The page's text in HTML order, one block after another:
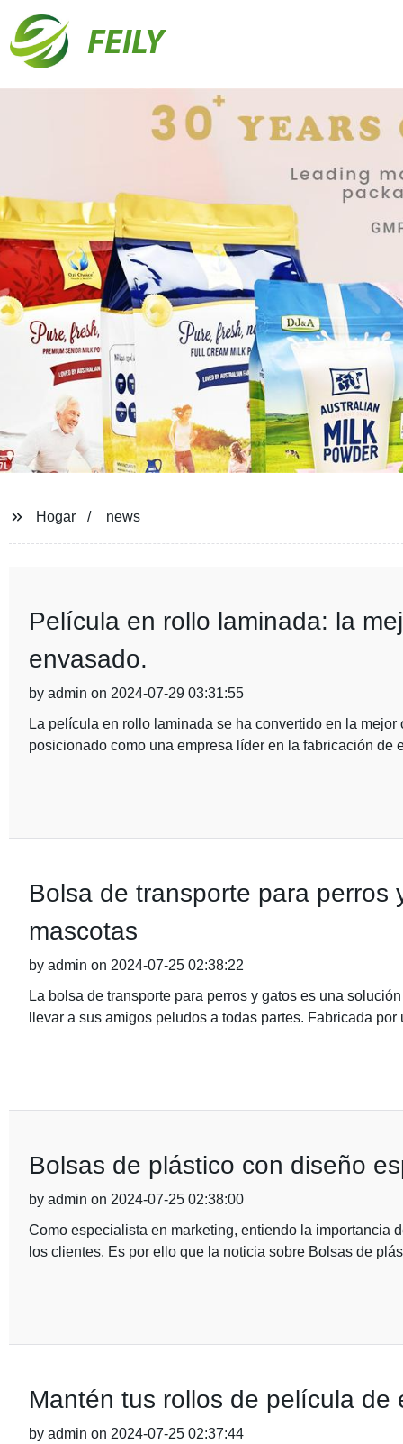
FEILY
Hogar news
Película en rollo laminada: la
envasado.
by admin on 2024-07-29 03:31:55
La película en rollo laminada se ha convertido en la
posicionado como una empresa líder en la fabricación de
Bolsa de transporte para
mascotas
by admin on 2024-07-25 02:38:22
La bolsa de transporte para perros y gatos es una
llevar a sus amigos peludos a todas partes. Fabricada
Bolsas de plástico con diseño
by admin on 2024-07-25 02:38:00
Como especialista en marketing, entiendo la importancia
los clientes. Es por ello que la noticia sobre Bolsas de
Mantén tus rollos de película
by admin on 2024-07-25 02:37:44